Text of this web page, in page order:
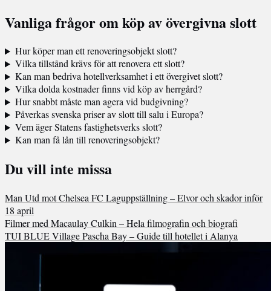
Vanliga frågor om köp av övergivna slott
Hur köper man ett renoveringsobjekt slott?
Vilka tillstånd krävs för att renovera ett slott?
Kan man bedriva hotellverksamhet i ett övergivet slott?
Vilka dolda kostnader finns vid köp av herrgård?
Hur snabbt måste man agera vid budgivning?
Påverkas svenska priser av slott till salu i Europa?
Vem äger Statens fastighetsverks slott?
Kan man få lån till renoveringsobjekt?
Du vill inte missa
Man Utd mot Chelsea FC Laguppställning – Elvor och skador inför
18 april
Filmer med Macaulay Culkin – Hela filmografin och biografi
TUI BLUE Village Pascha Bay – Guide till hotellet i Alanya